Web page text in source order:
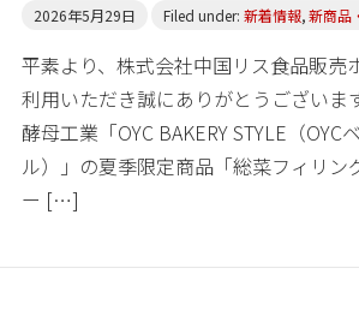
2026年5月29日 Filed under: 新着情報, 新商品
平素より、株式会社中国リス食品販売
利用いただき誠にありがとうございま
酵母工業「OYC BAKERY STYLE（OYC
ル）」の夏季限定商品「総菜フィリン
ー […]